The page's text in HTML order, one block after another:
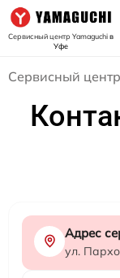
Сервисный центр Yamaguchiв
Уфе
Сервисный
Адрес
ул.